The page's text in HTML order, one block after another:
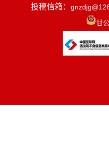
投稿信箱：
甘